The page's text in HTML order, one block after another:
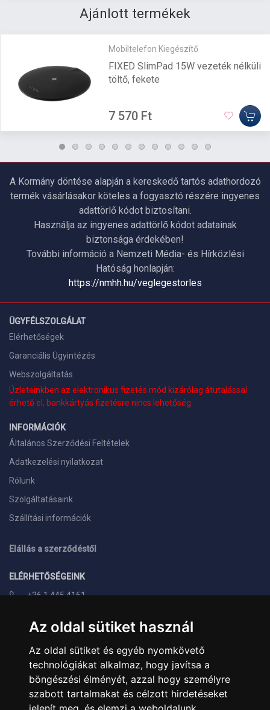
Az oldal sütiket használ
Az oldal sütiket és egyéb nyomkövető
technológiákat alkalmaz, hogy javítsa a
böngészési élményét, azzal hogy személyre
szabott tartalmakat és célzott hirdetéseket
Ajánlott termékek
Mobiltelefon Kiegészítő
FIXED SlimPad 15W vezeték nélküli
töltő, fekete
7 570 Ft
A Kormány döntése alapján a kereskedő tartós adathordozó
termék vásárlásakor köteles a fogyasztó részére ingyenes
adattörlő kódot biztosítani.
Használja az ingyenes adattörlő kódot adatainak
biztonsága érdekében!
További információ a Nemzeti Média- és Hírközlési
Hatóság honlapján:
https://nmhh.hu/veglegestorles
ÜGYFÉLSZOLGÁLAT
Elérhetőségek
Garanciális Ügyintézés
Webszolgáltatás
Üzleteinkben az elektronikus fizetés mód kizárólag átutalással
érhető el, bankkártyás fizetésre nincs lehetőség.
INFORMÁCIÓK
Általános Szerződési Feltételek
Adatkezelési nyilatkozat
Rólunk
Szolgáltatásaink
Szállítási információk
Elállás a szerződéstől
ELÉRHETŐSÉGEINK
+36 1 445 4161
info@landcomputer.hu
1148 Budapest, Nagy Lajos király útja 24.
Nyitvatartás és kapcsolat
PARTNEREINK